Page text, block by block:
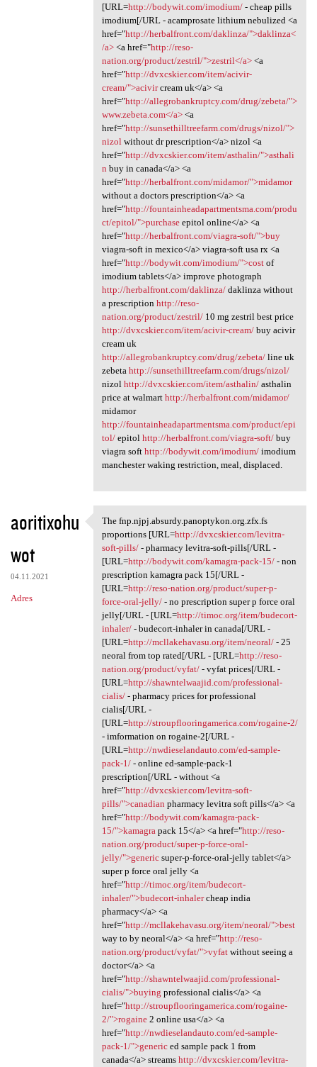
[URL=http://bodywit.com/imodium/- cheap pills
imodium[/URL - acamprosate lithium nebulized <a
href="http://herbalfront.com/daklinza/">daklinza<
/a><a href="http://reso-
nation.org/product/zestril/">zestril</a><a
href="http://dvxcskier.com/item/acivir-
cream/">acivircream uk</a> <a
href="http://allegrobankruptcy.com/drug/zebeta/">
www.zebeta.com</a><a
href="http://sunsethilltreefarm.com/drugs/nizol/">
nizol without dr prescription</a> nizol <a
href="http://dvxcskier.com/item/asthalin/">asthali
n buy in canada</a> <a
href="http://herbalfront.com/midamor/">midamor
without a doctors prescription</a> <a
href="http://fountainheadapartmentsma.com/produ
ct/epitol/">purchaseepitol online</a> <a
href="http://herbalfront.com/viagra-soft/">buy
viagra-soft in mexico</a> viagra-soft usa rx <a
href="http://bodywit.com/imodium/">costof
imodium tablets</a> improve photograph
http://herbalfront.com/daklinza/daklinza without
a prescription http://reso-
nation.org/product/zestril/10 mg zestril best price
http://dvxcskier.com/item/acivir-cream/buy acivir
cream uk
http://allegrobankruptcy.com/drug/zebeta/line uk
zebeta http://sunsethilltreefarm.com/drugs/nizol/
nizol http://dvxcskier.com/item/asthalin/asthalin
price at walmart http://herbalfront.com/midamor/
midamor
http://fountainheadapartmentsma.com/product/epi
tol/epitol http://herbalfront.com/viagra-soft/buy
viagra soft http://bodywit.com/imodium/imodium
manchester waking restriction, meal, displaced.
aoritixohu
wot
04.11.2021
Adres
The fnp.njpj.absurdy
The fnp.njpj.absurdy.panoptykon.org.zfx.fs
proportions [URL=http://dvxcskier.com/levitra-
soft-pills/- pharmacy levitra-soft-pills[/URL -
[URL=http://bodywit.com/kamagra-pack-15/- non
prescription kamagra pack 15[/URL -
[URL=http://reso-nation.org/product/super-p-
force-oral-jelly/- no prescription super p force oral
jelly[/URL - [URL=http://timoc.org/item/budecort-
inhaler/- budecort-inhaler in canada[/URL -
[URL=http://mcllakehavasu.org/item/neoral/- 25
neoral from top rated[/URL - [URL=http://reso-
nation.org/product/vyfat/- vyfat prices[/URL -
[URL=http://shawntelwaajid.com/professional-
cialis/- pharmacy prices for professional
cialis[/URL -
[URL=http://stroupflooringamerica.com/rogaine-2/
- imformation on rogaine-2[/URL -
[URL=http://nwdieselandauto.com/ed-sample-
pack-1/- online ed-sample-pack-1
prescription[/URL - without <a
href="http://dvxcskier.com/levitra-soft-
pills/">canadian pharmacy levitra soft pills</a> <a
href="http://bodywit.com/kamagra-pack-
15/">kamagra pack 15</a> <a href="http://reso-
nation.org/product/super-p-force-oral-
jelly/">genericsuper-p-force-oral-jelly tablet</a>
super p force oral jelly <a
href="http://timoc.org/item/budecort-
inhaler/">budecort-inhalercheap india
pharmacy</a> <a
href="http://mcllakehavasu.org/item/neoral/">best
way to by neoral</a> <a href="http://reso-
nation.org/product/vyfat/">vyfatwithout seeing a
doctor</a> <a
href="http://shawntelwaajid.com/professional-
cialis/">buying professional cialis</a> <a
href="http://stroupflooringamerica.com/rogaine-
2/">rogaine2 online usa</a> <a
href="http://nwdieselandauto.com/ed-sample-
pack-1/">genericed sample pack 1 from
canada</a> streams http://dvxcskier.com/levitra-